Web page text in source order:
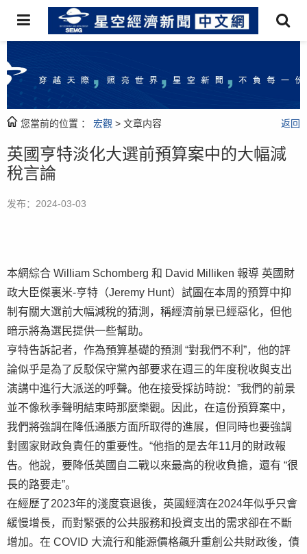
您當前的位置 ： 宏觀 > 文章内容 返回
英國亨特淡化大選前預算案中的大幅減
稅言論
发布：2024-03-03
本網綜合 William Schomberg 和 David Milliken 報導 英國財
政大臣傑裏米-亨特（Jeremy Hunt）試圖在本周的預算中抑
制有關大選前大幅減稅的猜測，稱經濟前景已經惡化，但他
暗示將為選民提供一些幫助。
亨特告訴記者，作為預算基礎的預測 “對我們不利”，他的評
論似乎是為了反駁保守黨內部要求在週三的年度稅收與支出
演講中進行大派送的呼聲。他在接受採訪時說：”我們的前景
並不像秋季聲明結束時那麼樂觀。因此，在這份預算案中，
我們將強調在降低通脹方面所取得的進展，但同時也要強調
對國家財政負責任的重要性。“他指的是去年11月的財政報
告。他說，要降低英國自二戰以來最高的稅收負擔，還有 “很
長的路要走”。
在經歷了2023年的淺度衰退後，英國經濟在2024年似乎只會
緩慢增長，而對緊張的公共服務和投資支出的需求卻在不斷
增加。在 COVID 大流行和能源價格飆升重創公共財政後，債